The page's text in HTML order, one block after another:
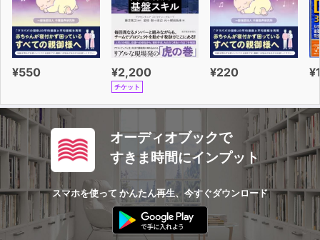
¥550 ¥2,200
チケット
¥220
オーディオブックで
すきま時間にインプット
スマホを使って かんたん再生、今すぐダウンロード